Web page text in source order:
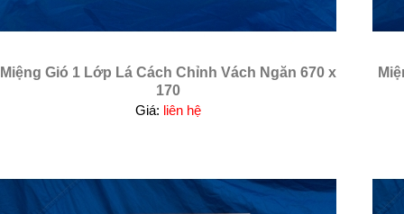
Miệng Gió 1 Lớp Lá Cách Chỉnh Vách Ngăn 670 x
170
Giá: liên hệ